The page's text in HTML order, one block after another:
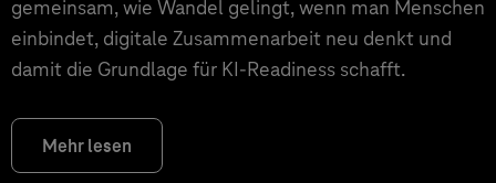
gemeinsam, wie Wandel gelingt, wenn man Menschen
einbindet, digitale Zusammenarbeit neu denkt und
damit die Grundlage für KI‑Readiness schafft.
Mehr lesen